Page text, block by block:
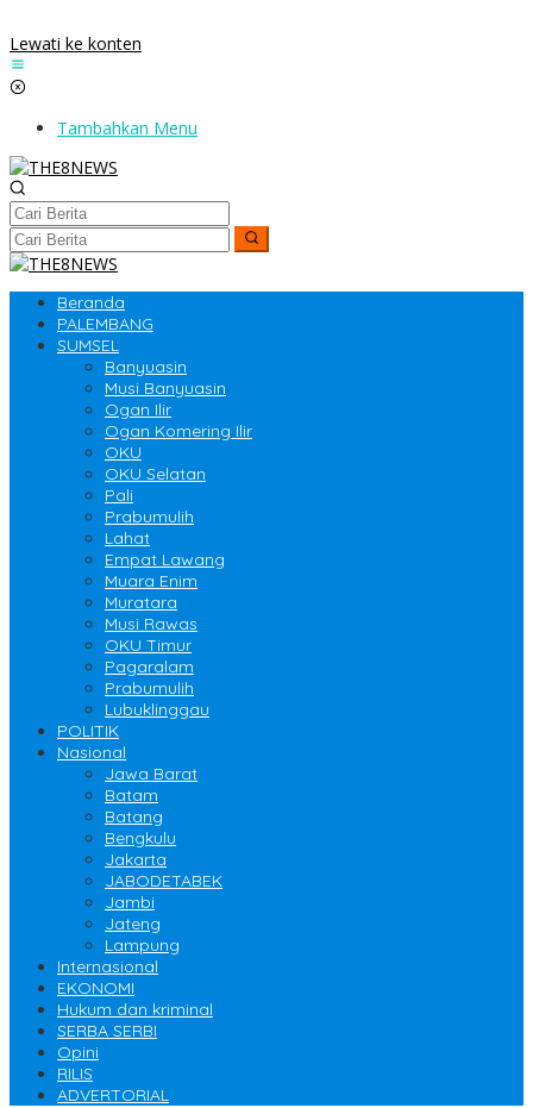
Lewati ke konten
Tambahkan Menu
Beranda
PALEMBANG
SUMSEL
Banyuasin
Musi Banyuasin
Ogan Ilir
Ogan Komering Ilir
OKU
OKU Selatan
Pali
Prabumulih
Lahat
Empat Lawang
Muara Enim
Muratara
Musi Rawas
OKU Timur
Pagaralam
Prabumulih
Lubuklinggau
POLITIK
Nasional
Jawa Barat
Batam
Batang
Bengkulu
Jakarta
JABODETABEK
Jambi
Jateng
Lampung
Internasional
EKONOMI
Hukum dan kriminal
SERBA SERBI
Opini
RILIS
ADVERTORIAL